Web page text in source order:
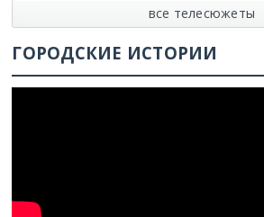
все телесюжеты
ГОРОДСКИЕ ИСТОРИИ